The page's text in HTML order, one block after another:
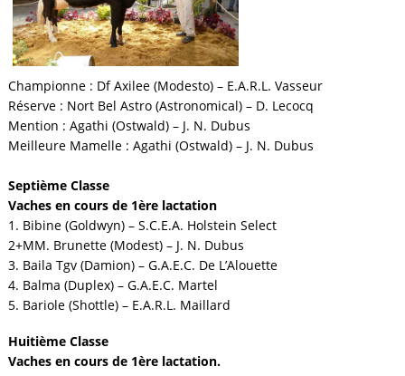
Championne : Df Axilee (Modesto) – E.A.R.L. Vasseur
Réserve : Nort Bel Astro (Astronomical) – D. Lecocq
Mention : Agathi (Ostwald) – J. N. Dubus
Meilleure Mamelle : Agathi (Ostwald) – J. N. Dubus
Septième Classe
Vaches en cours de 1ère lactation
1. Bibine (Goldwyn) – S.C.E.A. Holstein Select
2+MM. Brunette (Modest) – J. N. Dubus
3. Baila Tgv (Damion) – G.A.E.C. De L’Alouette
4. Balma (Duplex) – G.A.E.C. Martel
5. Bariole (Shottle) – E.A.R.L. Maillard
Huitième Classe
Vaches en cours de 1ère lactation.